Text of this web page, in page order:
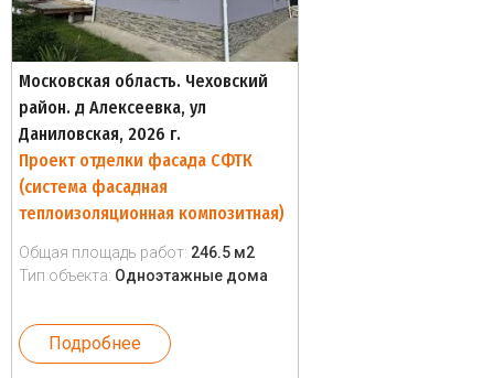
Московская область. Чеховский
район. д Алексеевка, ул
Даниловская, 2026 г.
Проект отделки фасада СФТК
(система фасадная
теплоизоляционная композитная)
Общая площадь работ: 246.5 м2
Тип объекта: Одноэтажные дома
Подробнее